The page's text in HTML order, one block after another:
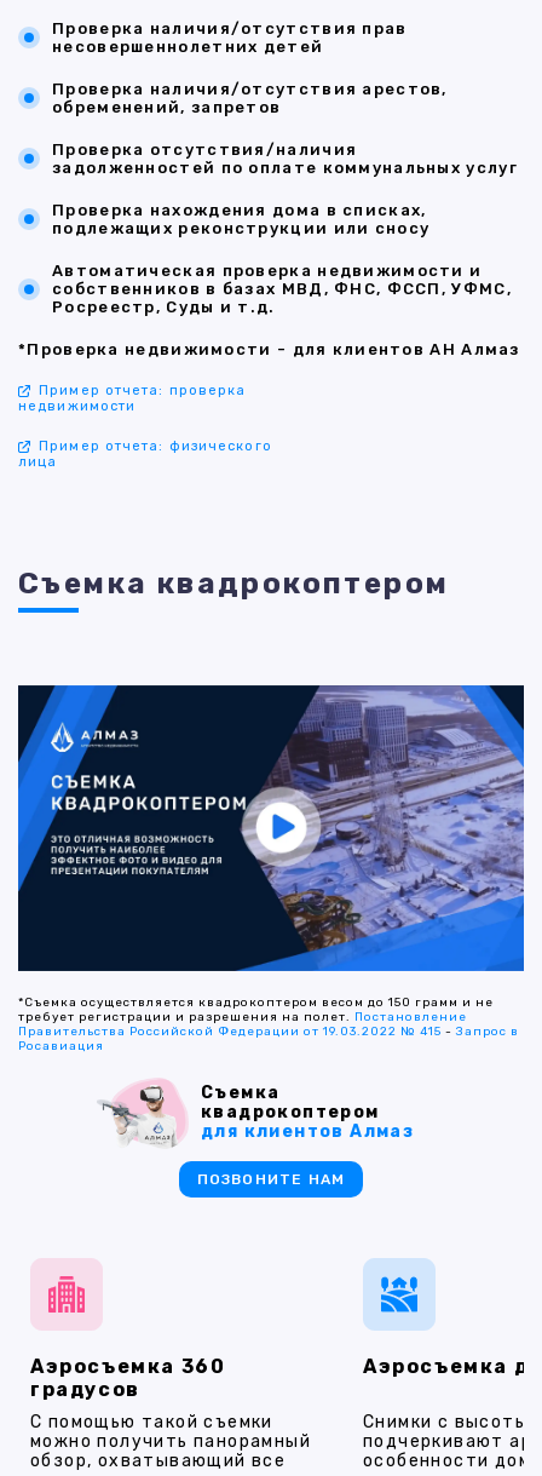
Проверка наличия/отсутствия прав
несовершеннолетних детей
Проверка наличия/отсутствия арестов,
обременений, запретов
Проверка отсутствия/наличия
задолженностей по оплате коммунальных услуг
Проверка нахождения дома в списках,
подлежащих реконструкции или сносу
Автоматическая проверка недвижимости и
собственников в базах МВД, ФНС, ФССП, УФМС,
Росреестр, Суды и т.д.
*Проверка недвижимости - для клиентов АН Алмаз
Пример отчета: проверка
недвижимости
Пример отчета: физического
лица
Съемка квадрокоптером
Аэросъемка 360
градусов
С помощью такой съемки
можно получить панорамный
обзор, охватывающий все
Аэросъемка
Снимки с высоты
подчеркивают
особенности
*Съемка осуществляется квадрокоптером весом до 150 грамм и не
требует регистрации и разрешения на полет. Постановление
Правительства Российской Федерации от 19.03.2022 № 415 -Запрос в
Росавиация
Съемка
квадрокоптером
для клиентов Алмаз
ПОЗВОНИТЕ НАМ